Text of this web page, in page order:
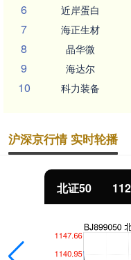
6 近岸蛋白
7 海正生材
8 晶华微
9 海达尔
10 科力装备
沪深京行情 实时轮播
北证50